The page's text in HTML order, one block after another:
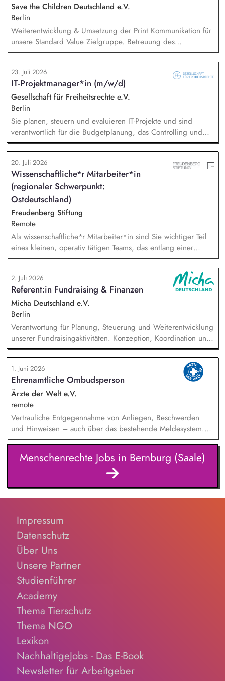
Save the Children Deutschland e.V.
Berlin
Weiterentwicklung & Umsetzung der Print Kommunikation für
unsere Standard Value Zielgruppe. Betreuung des
postalischen Mailing-Programm inkl. der Spendenmagazine
und Spendenaufrufe sowie der Print Kommunikation innerhalb
unserer Donor Journeys. Ko-Produktion von Content für die
Print Kommunikation in enger Zusammenarbeit mit dem Team
Brand, Content & Publikationen. Redaktion und Prüfung von
Content/Texten für andere Kanäle und Medien.
23. Juli 2026
IT-Projektmanager*in (m/w/d)
Gesellschaft für Freiheitsrechte e.V.
Berlin
Sie planen, steuern und evaluieren IT-Projekte und sind
verantwortlich für die Budgetplanung, das Controlling und
die Ressourcenverteilung, Sie steuern das
Wissensmanagement und begleiten die Migration sowie die
fortlaufende Verwaltung unserer Cloud-Dienste, Sie arbeiten
mit der Systemadministration zusammen und sind dabei
verantwortlich für die Kommunikation mit unseren externen
Dienstleistern, Sie tragen die Verantwortung für die Qualität
des First-Level-Supports für das GFF-Team.
20. Juli 2026
Wissenschaftliche*r Mitarbeiter*in
(regionaler Schwerpunkt:
Ostdeutschland)
Freudenberg Stiftung
Remote
Als wissenschaftliche*r Mitarbeiter*in sind Sie wichtiger Teil
eines kleinen, operativ tätigen Teams, das entlang einer
klaren Programmatik langfristig soziale Innovation
implementiert. Sie unterstützen die Geschäftsführung bei der
Umsetzung der Stiftungsprogrammatik und entwickeln dabei
die Internationalisierungsstrategie der Stiftung weiter. Sie
übersetzen wissenschaftliche Erkenntnisse in
alltagsangebundene Handlungsansätze entlang unserer
Stiftungsprogrammatik.
2. Juli 2026
Referent:in Fundraising & Finanzen
Micha Deutschland e.V.
Berlin
Verantwortung für Planung, Steuerung und Weiterentwicklung
unserer Fundraisingaktivitäten. Konzeption, Koordination und
Umsetzung zentraler Fundraisingkampagnen (z. B. Frühjahr,
Jahresende, Aktionen). Aufbau, Pflege und strategische
Weiterentwicklung der Spender:innen‑ und
Großspender:innen‑Beziehungen. Drittmittelmanagement:
Antragstellung, Berichte, Mittelabrufe und Fristenkontrolle.
Budget‑ und Liquiditätsplanung sowie laufendes
Finanzmonitoring.
1. Juni 2026
Ehrenamtliche Ombudsperson
Ärzte der Welt e.V.
remote
Vertrauliche Entgegennahme von Anliegen, Beschwerden
und Hinweisen – auch über das bestehende Meldesystem.
Vermittlung bei Konflikten und Unterstützung bei
Klärungsprozessen. Konzeption und Durchführung von
Schulungen und Sensibilisierungsformaten. Mitwirkung an der
Weiterentwicklung von Leitlinien, Verhaltenskodizes und dem
Meldesystem. Förderung einer offenen Feedback- und
Beschwerdekultur innerhalb der Organisation.
Menschenrechte Jobs in Bernburg (Saale)
Impressum
Datenschutz
Über Uns
Unsere Partner
Studienführer
Academy
Thema Tierschutz
Thema NGO
Lexikon
NachhaltigeJobs - Das E-Book
Newsletter für Arbeitgeber